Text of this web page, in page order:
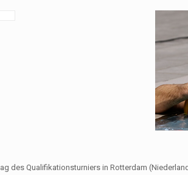
des Qualifikationsturniers in Rotterdam